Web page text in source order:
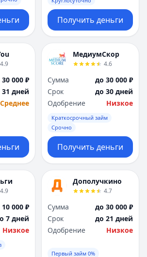
Получить деньги
4.9
000 ₽
31 дней
Среднее
МедиумСкор
4.6
Сумма
до 30 000 ₽
Срок
до 30 дней
Одобрение
Низкое
Краткосрочный займ
Срочно
Получить деньги
4.9
000 ₽
7 дней
Низкое
Дополучкино
4.7
Сумма
до 30 000 ₽
Срок
до 21 дней
Одобрение
Низкое
Первый займ 0%